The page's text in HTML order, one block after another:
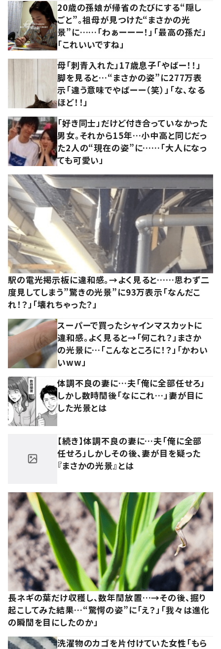
20歳の孫娘が帰省のたびにする“隠し
ごと”。祖母が見つけた“まさかの光
景”に……「わぁーーー！」「最高の孫だ」
「これいいですね」
母「刺青入れた」17歳息子「やばー！！」
脚を見ると…“まさかの姿”に277万表
示「違う意味でやばーー（笑）」「な、なる
ほど！！」
「好き同士」だけど付き合っていなかった
男女。それから15年…小中高と同じだっ
た2人の“現在の姿”に……「大人になっ
ても可愛い」
駅の電光掲示板に違和感。→よく見ると……思わず二
度見してしまう”驚きの光景”に93万表示「なんだこ
れ！？」「壊れちゃった？」
スーパーで買ったシャインマスカットに
違和感。よく見ると→「何これ？」まさか
の光景に…「こんなところに！？」「かわい
いww」
体調不良の妻に…夫「俺に全部任せろ」
しかし数時間後「なにこれ…」妻が目に
した光景とは
【続き】体調不良の妻に…夫「俺に全部
任せろ」しかしその後、妻が目を疑った
『まさかの光景』とは
長ネギの葉だけ収穫し、数年間放置…→その後、掘り
起こしてみた結果…“驚愕の姿”に「え？」「我々は進化
の瞬間を目にしたのか」
洗濯物のカゴを片付けていた女性「もら